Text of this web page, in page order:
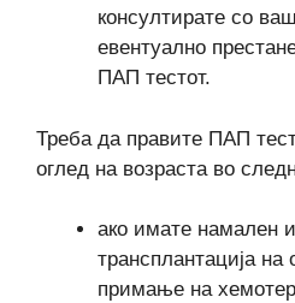
консултирате со
евентуално
ПАП тестот.
Треба да правите ПАП
оглед на возраста во
ако имате намален
трансплантација на
примање на